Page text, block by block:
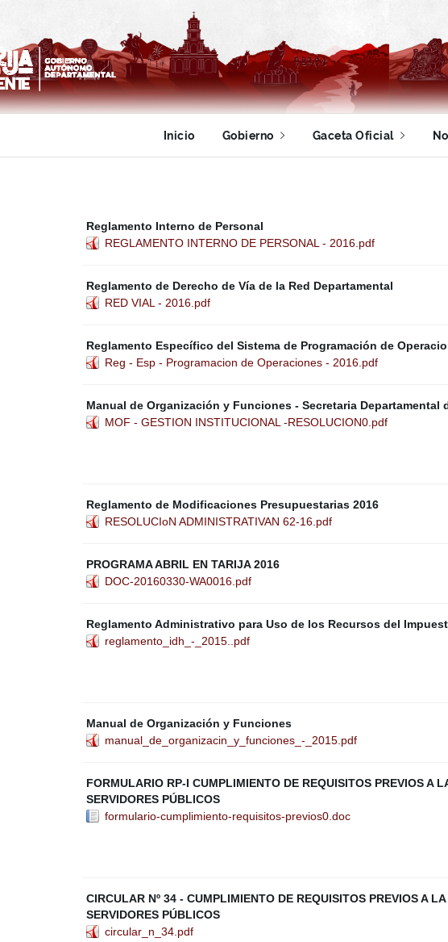
Inicio Gobierno Gaceta Oficial
Reglamento Interno de Personal
REGLAMENTO INTERNO DE PERSONAL - 2016.pdf
Reglamento de Derecho de Vía de la Red Departamental
RED VIAL - 2016.pdf
Reglamento Específico del Sistema de Programación de
Reg - Esp - Programacion de Operaciones - 2016.pdf
Manual de Organización y Funciones - Secretaria
MOF - GESTION INSTITUCIONAL -RESOLUCION0.pdf
Reglamento de Modificaciones Presupuestarias 2016
RESOLUCIoN ADMINISTRATIVAN 62-16.pdf
PROGRAMA ABRIL EN TARIJA 2016
DOC-20160330-WA0016.pdf
Reglamento Administrativo para Uso de los Recursos del
reglamento_idh_-_2015..pdf
Manual de Organización y Funciones
manual_de_organizacin_y_funciones_-_2015.pdf
FORMULARIO RP-I CUMPLIMIENTO DE REQUISITOS PREVIOS A
SERVIDORES PÚBLICOS
formulario-cumplimiento-requisitos-previos0.doc
CIRCULAR Nº 34 - CUMPLIMIENTO DE REQUISITOS PREVIOS A
SERVIDORES PÚBLICOS
circular_n_34.pdf